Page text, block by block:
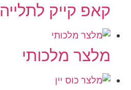
קאפ קייק לתלייה
מלצר מלכותי